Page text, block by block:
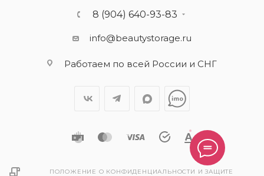
8 (904) 640-93-83
info@beautystorage.ru
Работаем по всей России и СНГ
ПОЛОЖЕНИЕ О КОНФИДЕНЦИАЛЬНОСТИ И ЗАЩИТЕ